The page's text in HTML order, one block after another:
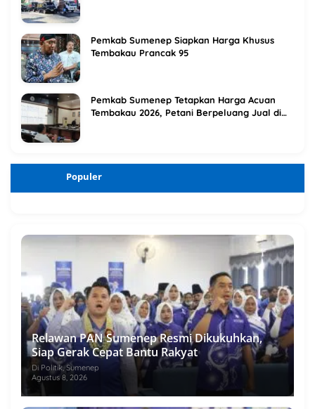
Pemkab Sumenep Siapkan Harga Khusus
Tembakau Prancak 95
Pemkab Sumenep Tetapkan Harga Acuan
Tembakau 2026, Petani Berpeluang Jual di
Populer
Relawan PAN Sumenep Resmi Dikukuhkan,
Siap Gerak Cepat Bantu Rakyat
Di Politik, Sumenep
Agustus 8, 2026